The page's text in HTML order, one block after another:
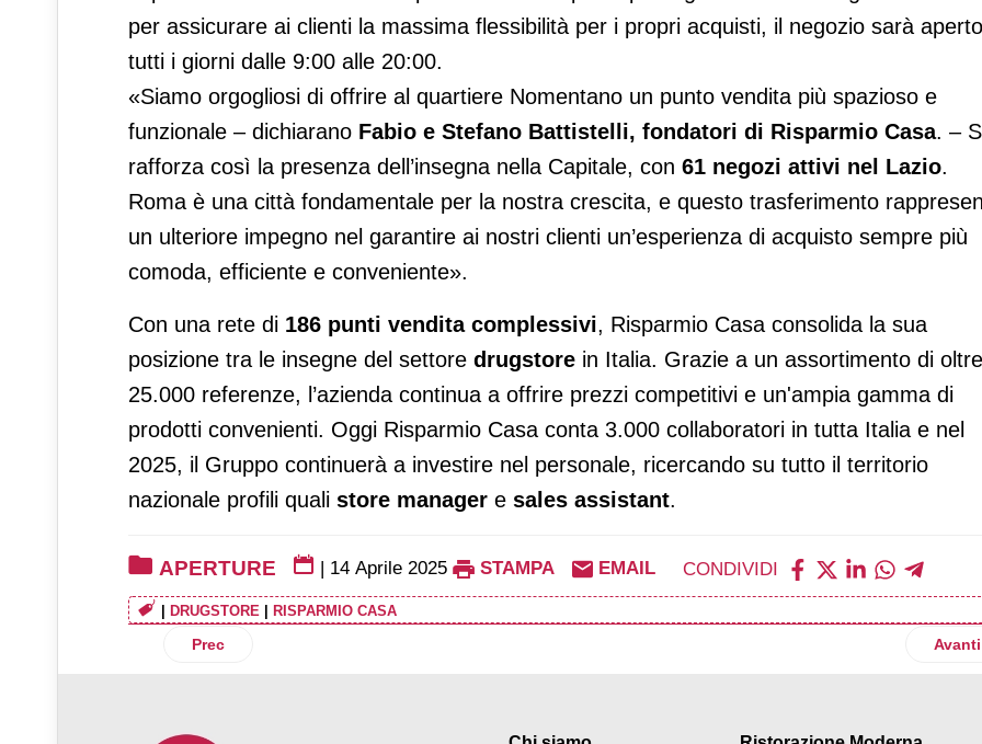
per assicurare ai clienti la massima flessibilità per i propri acquisti, il negozio sarà aperto
tutti i giorni dalle 9:00 alle 20:00.
«Siamo orgogliosi di offrire al quartiere Nomentano un punto vendita più spazioso e
funzionale – dichiarano Fabio e Stefano Battistelli, fondatori di Risparmio Casa. –
rafforza così la presenza dell’insegna nella Capitale, con 61 negozi attivi nel Lazio.
Roma è una città fondamentale per la nostra crescita, e questo trasferimento
un ulteriore impegno nel garantire ai nostri clienti un’esperienza di acquisto sempre più
comoda, efficiente e conveniente».
Con una rete di 186 punti vendita complessivi, Risparmio Casa consolida la sua
posizione tra le insegne del settore drugstore in Italia. Grazie a un assortimento di oltre
25.000 referenze, l’azienda continua a offrire prezzi competitivi e un'ampia gamma di
prodotti convenienti. Oggi Risparmio Casa conta 3.000 collaboratori in tutta Italia e nel
2025, il Gruppo continuerà a investire nel personale, ricercando su tutto il territorio
nazionale profili quali store manager e sales assistant.
APERTURE | 14 Aprile 2025 STAMPA EMAIL CONDIVIDI
| DRUGSTORE | RISPARMIO CASA
Articolo precedente: NaturaSì apre a Legnano (Mi)
Prec Avanti